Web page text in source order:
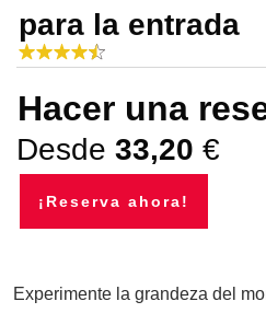
para la entrada
Hacer una
Desde 33,20 €
¡Reserva ahora!
Experimente la grandeza del